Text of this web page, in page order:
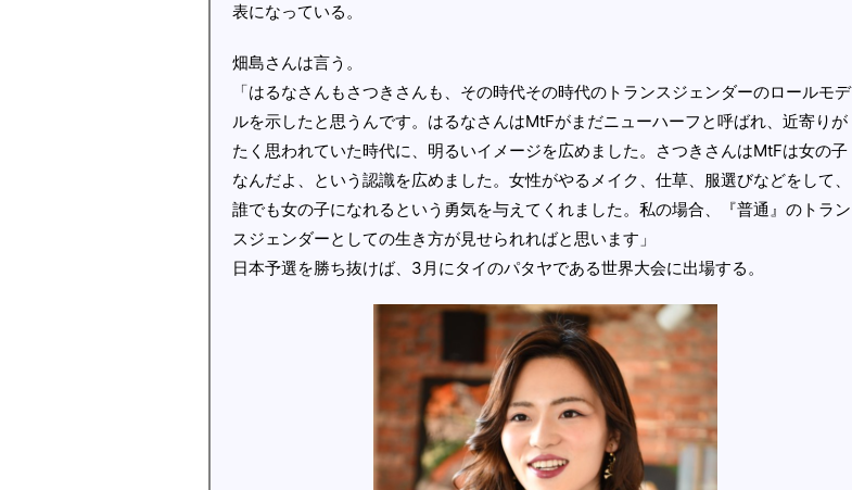
表になっている。
畑島さんは言う。
「はるなさんもさつきさんも、その時代その時代のトランスジェンダーのロールモデ
ルを示したと思うんです。はるなさんはMtFがまだニューハーフと呼ばれ、近寄りが
たく思われていた時代に、明るいイメージを広めました。さつきさんはMtFは女の子
なんだよ、という認識を広めました。女性がやるメイク、仕草、服選びなどをして、
誰でも女の子になれるという勇気を与えてくれました。私の場合、『普通』のトラン
スジェンダーとしての生き方が見せられればと思います」
日本予選を勝ち抜けば、3月にタイのパタヤである世界大会に出場する。